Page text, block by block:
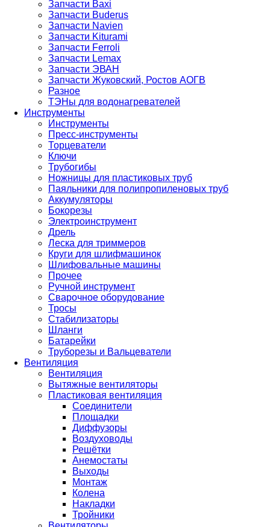
Запчасти Baxi
Запчасти Buderus
Запчасти Navien
Запчасти Kiturami
Запчасти Ferroli
Запчасти Lemax
Запчасти ЭВАН
Запчасти Жуковский, Ростов АОГВ
Разное
ТЭНы для водонагревателей
Инструменты
Инструменты
Пресс-инструменты
Торцеватели
Ключи
Трубогибы
Ножницы для пластиковых труб
Паяльники для полипропиленовых труб
Аккумуляторы
Бокорезы
Электроинструмент
Дрель
Леска для триммеров
Круги для шлифмашинок
Шлифовальные машины
Прочее
Ручной инструмент
Сварочное оборудование
Тросы
Стабилизаторы
Шланги
Батарейки
Труборезы и Вальцеватели
Вентиляция
Вентиляция
Вытяжные вентиляторы
Пластиковая вентиляция
Соединители
Площадки
Диффузоры
Воздуховоды
Решётки
Анемостаты
Выходы
Монтаж
Колена
Накладки
Тройники